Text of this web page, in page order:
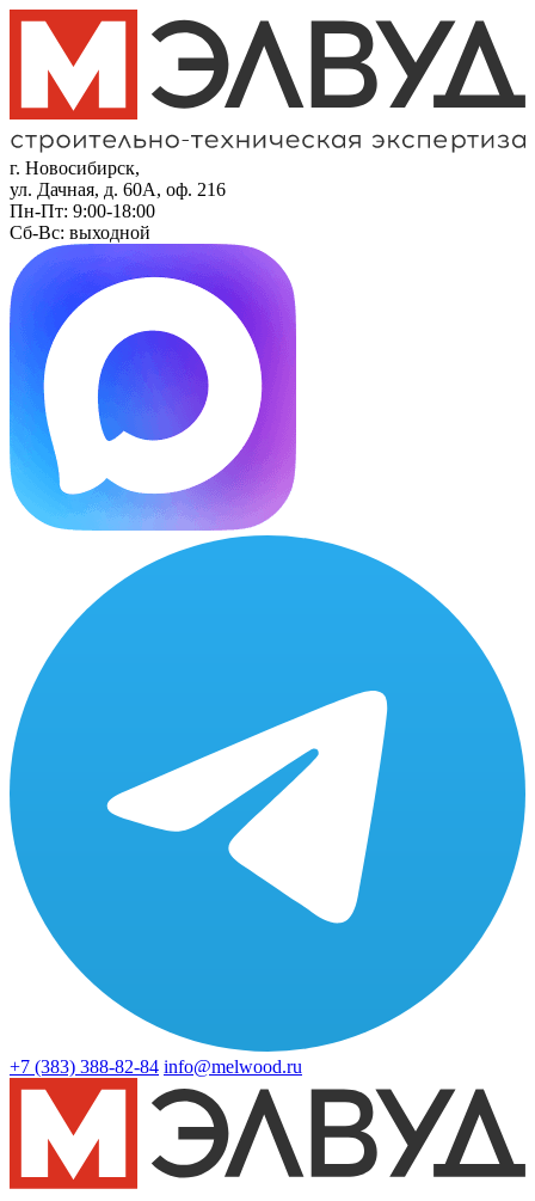
г. Новосибирск,
ул. Дачная, д. 60А, оф. 216
Пн-Пт: 9:00-18:00
Сб-Вс: выходной
+7 (383) 388-82-84 info@melwood.ru